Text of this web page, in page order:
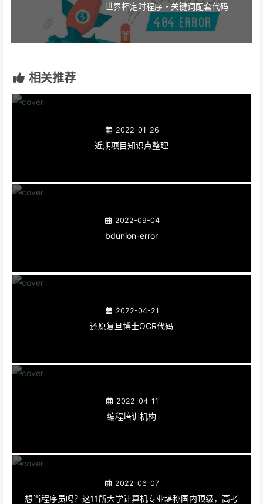
世界杯定时程序 - 关键词配套代码
相关推荐
2022-01-26
近期项目知识点整理
2022-09-04
bdunion-error
2022-04-21
还原复旦博士OCR代码
2022-04-11
编程培训机构
2022-06-07
想当程序员吗？这11所大学计算机专业堪称国内顶级，高考